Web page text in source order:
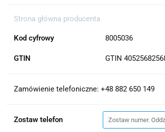
Strona główna producenta
Kod cyfrowy 8005036
GTIN GTIN
Zamówienie telefoniczne: +48 882 650 149
Zostaw telefon